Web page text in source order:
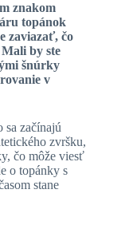
znakom
topánok
zaviazať, čo
Mali by ste
šnúrky
v
začínajú
zvršku,
čo môže viesť
o topánky s
stane